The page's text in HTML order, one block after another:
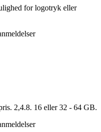
for logotryk eller
2,4.8. 16 eller 32 - 64 GB.